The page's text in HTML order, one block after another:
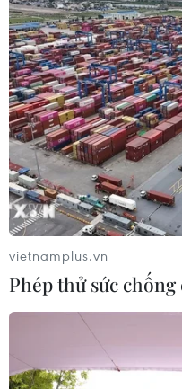
vietnamplus.vn
Phép thử sức